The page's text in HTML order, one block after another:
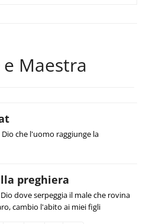
Maestra
che l'uomo raggiunge la
preghiera
dove serpeggia il male che rovina
cambio l'abito ai miei figli